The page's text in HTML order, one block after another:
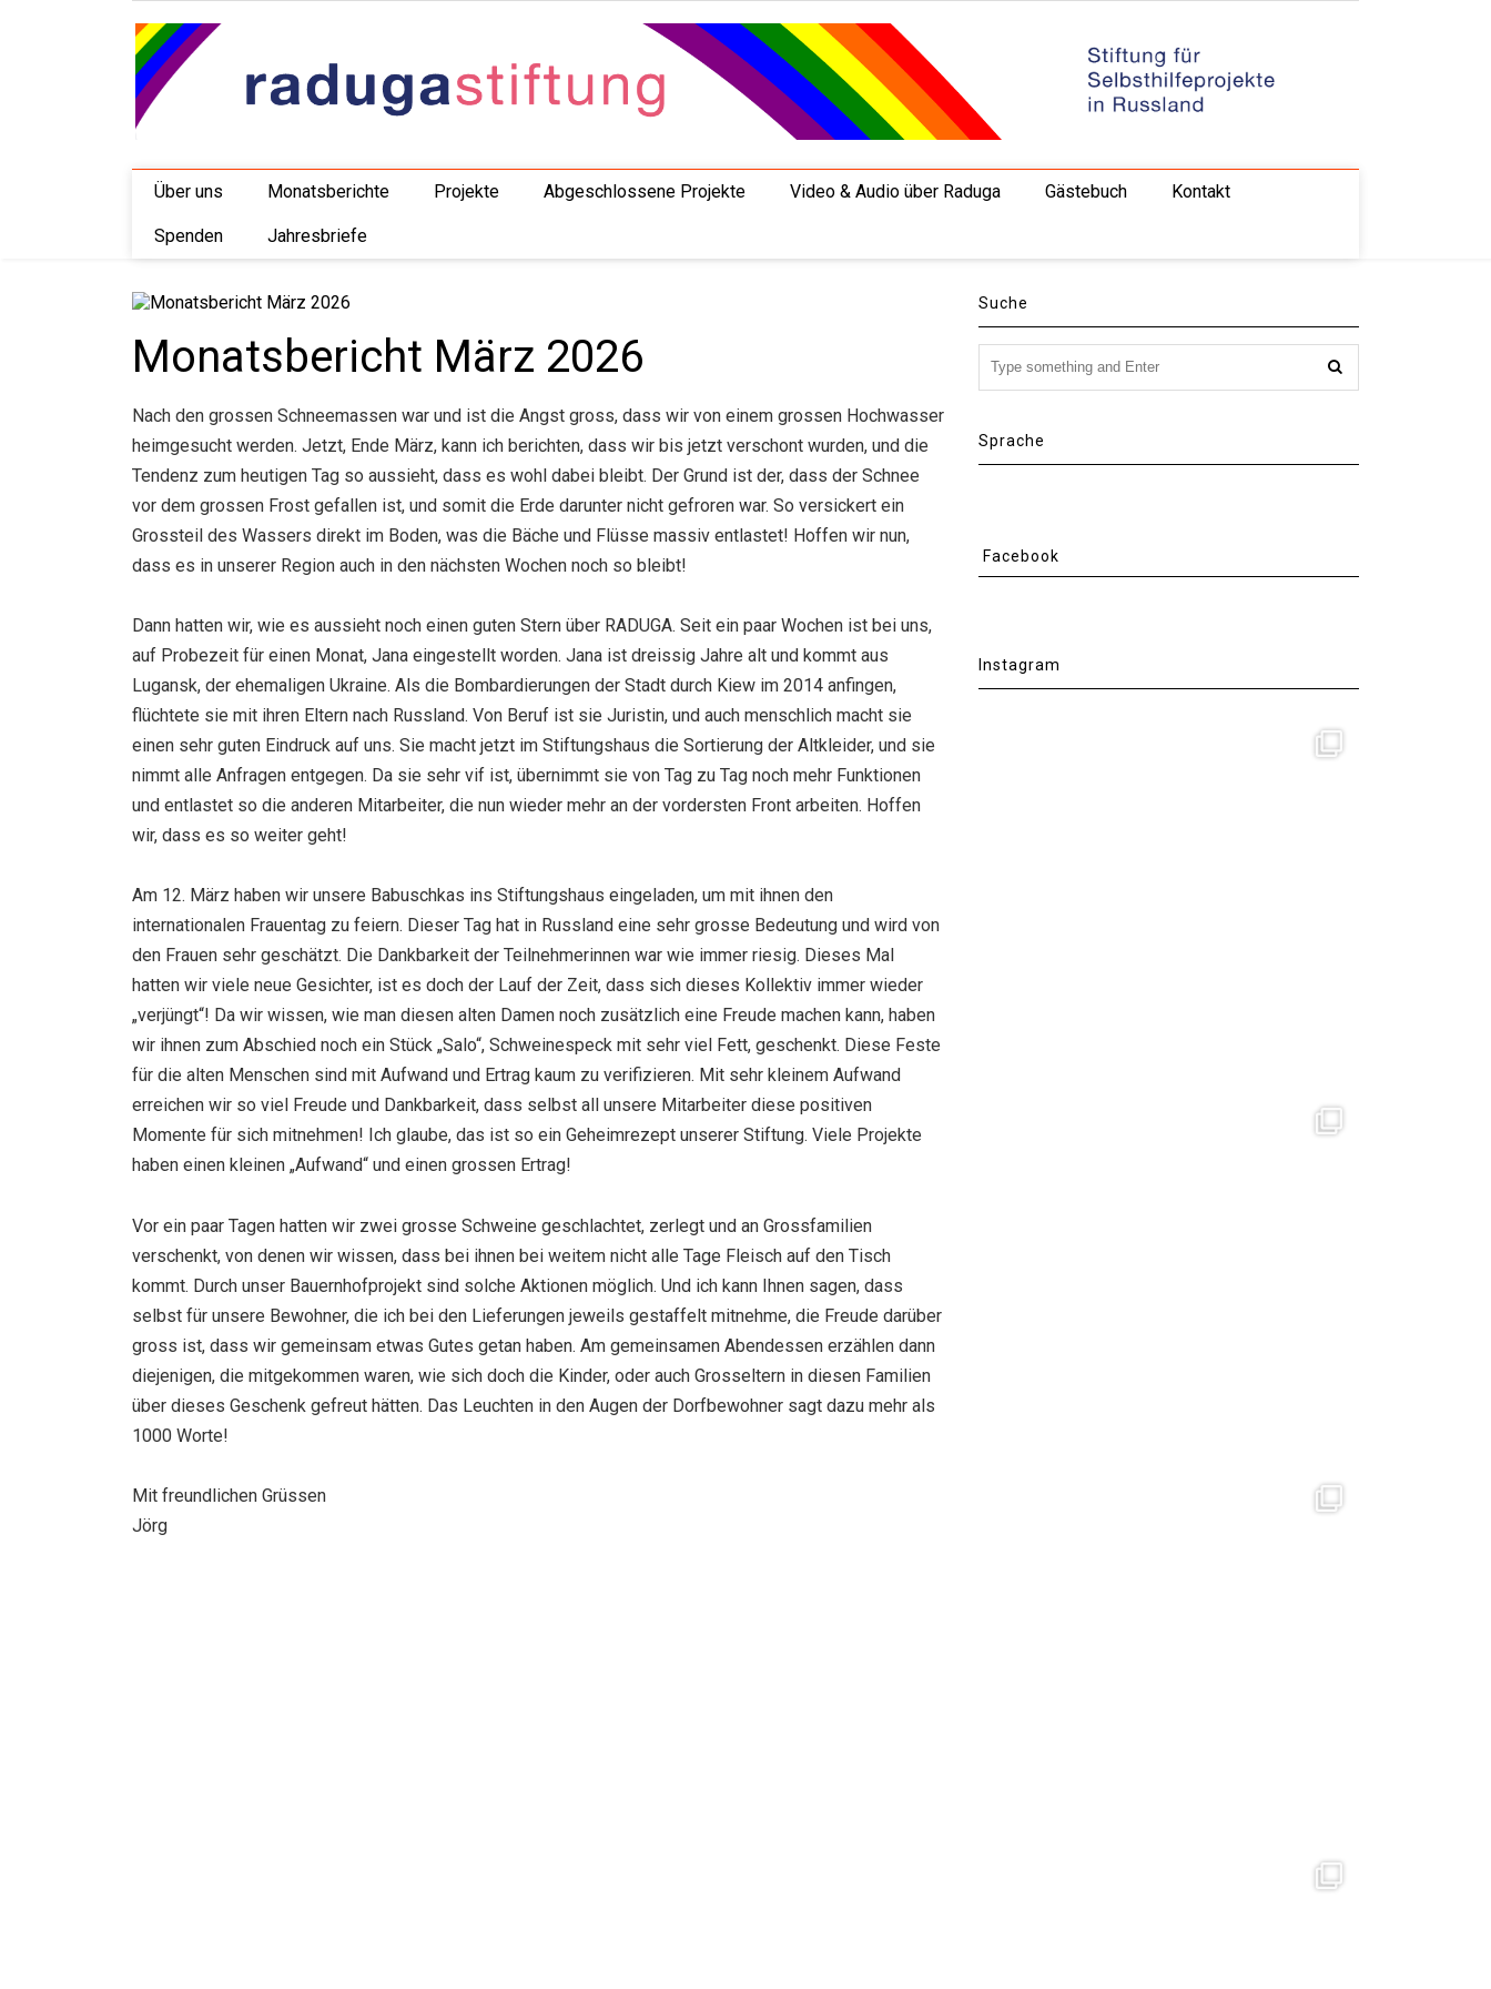
Über uns Monatsberichte Projekte Abgeschlossene Projekte Video & Audio über Raduga Gästebuch Kontakt
Spenden Jahresbriefe
Monatsbericht März 2026
Nach den grossen Schneemassen war und ist die Angst gross, dass wir von einem grossen Hochwasser
heimgesucht werden. Jetzt, Ende März, kann ich berichten, dass wir bis jetzt verschont wurden, und die
Tendenz zum heutigen Tag so aussieht, dass es wohl dabei bleibt. Der Grund ist der, dass der Schnee
vor dem grossen Frost gefallen ist, und somit die Erde darunter nicht gefroren war. So versickert ein
Grossteil des Wassers direkt im Boden, was die Bäche und Flüsse massiv entlastet! Hoffen wir nun,
dass es in unserer Region auch in den nächsten Wochen noch so bleibt!
Dann hatten wir, wie es aussieht noch einen guten Stern über RADUGA. Seit ein paar Wochen ist bei uns,
auf Probezeit für einen Monat, Jana eingestellt worden. Jana ist dreissig Jahre alt und kommt aus
Lugansk, der ehemaligen Ukraine. Als die Bombardierungen der Stadt durch Kiew im 2014 anfingen,
flüchtete sie mit ihren Eltern nach Russland. Von Beruf ist sie Juristin, und auch menschlich macht sie
einen sehr guten Eindruck auf uns. Sie macht jetzt im Stiftungshaus die Sortierung der Altkleider, und sie
nimmt alle Anfragen entgegen. Da sie sehr vif ist, übernimmt sie von Tag zu Tag noch mehr Funktionen
und entlastet so die anderen Mitarbeiter, die nun wieder mehr an der vordersten Front arbeiten. Hoffen
wir, dass es so weiter geht!
Am 12. März haben wir unsere Babuschkas ins Stiftungshaus eingeladen, um mit ihnen den
internationalen Frauentag zu feiern. Dieser Tag hat in Russland eine sehr grosse Bedeutung und wird von
den Frauen sehr geschätzt. Die Dankbarkeit der Teilnehmerinnen war wie immer riesig. Dieses Mal
hatten wir viele neue Gesichter, ist es doch der Lauf der Zeit, dass sich dieses Kollektiv immer wieder
„verjüngt“! Da wir wissen, wie man diesen alten Damen noch zusätzlich eine Freude machen kann, haben
wir ihnen zum Abschied noch ein Stück „Salo“, Schweinespeck mit sehr viel Fett, geschenkt. Diese Feste
für die alten Menschen sind mit Aufwand und Ertrag kaum zu verifizieren. Mit sehr kleinem Aufwand
erreichen wir so viel Freude und Dankbarkeit, dass selbst all unsere Mitarbeiter diese positiven
Momente für sich mitnehmen! Ich glaube, das ist so ein Geheimrezept unserer Stiftung. Viele Projekte
haben einen kleinen „Aufwand“ und einen grossen Ertrag!
Vor ein paar Tagen hatten wir zwei grosse Schweine geschlachtet, zerlegt und an Grossfamilien
verschenkt, von denen wir wissen, dass bei ihnen bei weitem nicht alle Tage Fleisch auf den Tisch
kommt. Durch unser Bauernhofprojekt sind solche Aktionen möglich. Und ich kann Ihnen sagen, dass
selbst für unsere Bewohner, die ich bei den Lieferungen jeweils gestaffelt mitnehme, die Freude darüber
gross ist, dass wir gemeinsam etwas Gutes getan haben. Am gemeinsamen Abendessen erzählen dann
diejenigen, die mitgekommen waren, wie sich doch die Kinder, oder auch Grosseltern in diesen Familien
über dieses Geschenk gefreut hätten. Das Leuchten in den Augen der Dorfbewohner sagt dazu mehr als
1000 Worte!
Mit freundlichen Grüssen
Jörg
Suche
Sprache
Facebook
Instagram